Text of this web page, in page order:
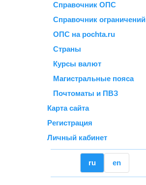
Справочник ОПС
Справочник ограничений
ОПС на pochta.ru
Страны
Курсы валют
Магистральные пояса
Почтоматы и ПВЗ
Карта сайта
Регистрация
Личный кабинет
ru en